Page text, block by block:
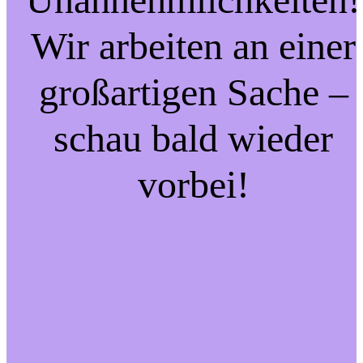
Wir arbeiten an einer
großartigen Sache –
schau bald wieder
vorbei!